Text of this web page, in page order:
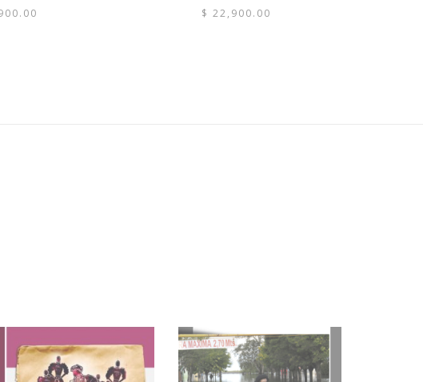
$ 22,900.00